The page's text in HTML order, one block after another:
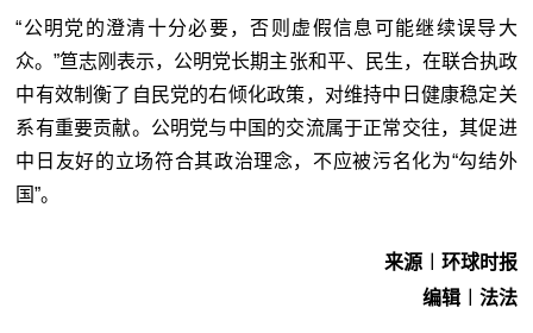
“公明党的澄清十分必要，否则虚假信息可能继续误导大
众。”笪志刚表示，公明党长期主张和平、民生，在联合执政
中有效制衡了自民党的右倾化政策，对维持中日健康稳定关
系有重要贡献。公明党与中国的交流属于正常交往，其促进
中日友好的立场符合其政治理念，不应被污名化为“勾结外
国”。
来源︱环球时报
编辑︱法法